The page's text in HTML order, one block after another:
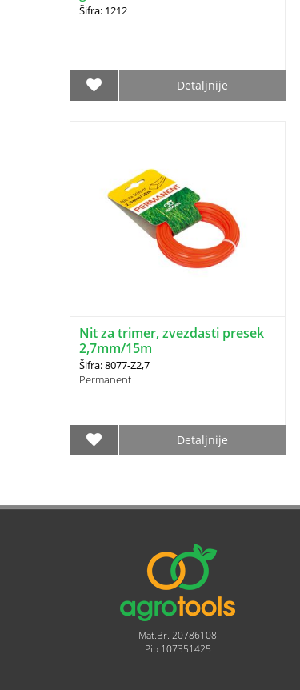
Šifra: 1212
Detaljnije
Nit za trimer, zvezdasti presek
2,7mm/15m
Šifra: 8077-Z2,7
Permanent
Detaljnije
Mat.Br. 20786108
Pib 107351425